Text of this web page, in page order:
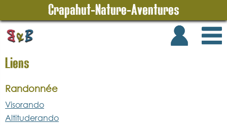
Crapahut-Nature-Aventures
Liens
Randonnée
Visorando
Altituderando